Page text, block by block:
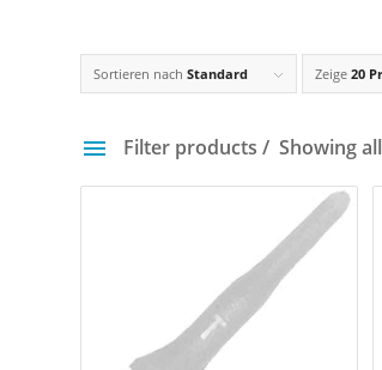
Sortieren nach Standard Zeige 20
Filter products Showing